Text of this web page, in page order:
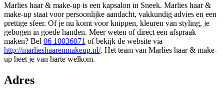
Marlies haar & make-up is een kapsalon in Sneek. Marlies haar &
make-up staat voor persoonlijke aandacht, vakkundig advies en een
prettige sfeer. Of je nu komt voor knippen, kleuren van styling, je
gebogen in goede handen. Meer weten of direct een afspraak
maken? Bel 06 10036071 of bekijk de website via
http://marlieshaarenmakeup.nl/. Het team van Marlies haar & make-
up heet je van harte welkom.
Adres